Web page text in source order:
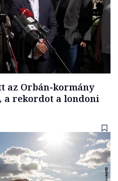
az Orbán-kormány
rekordot a londoni